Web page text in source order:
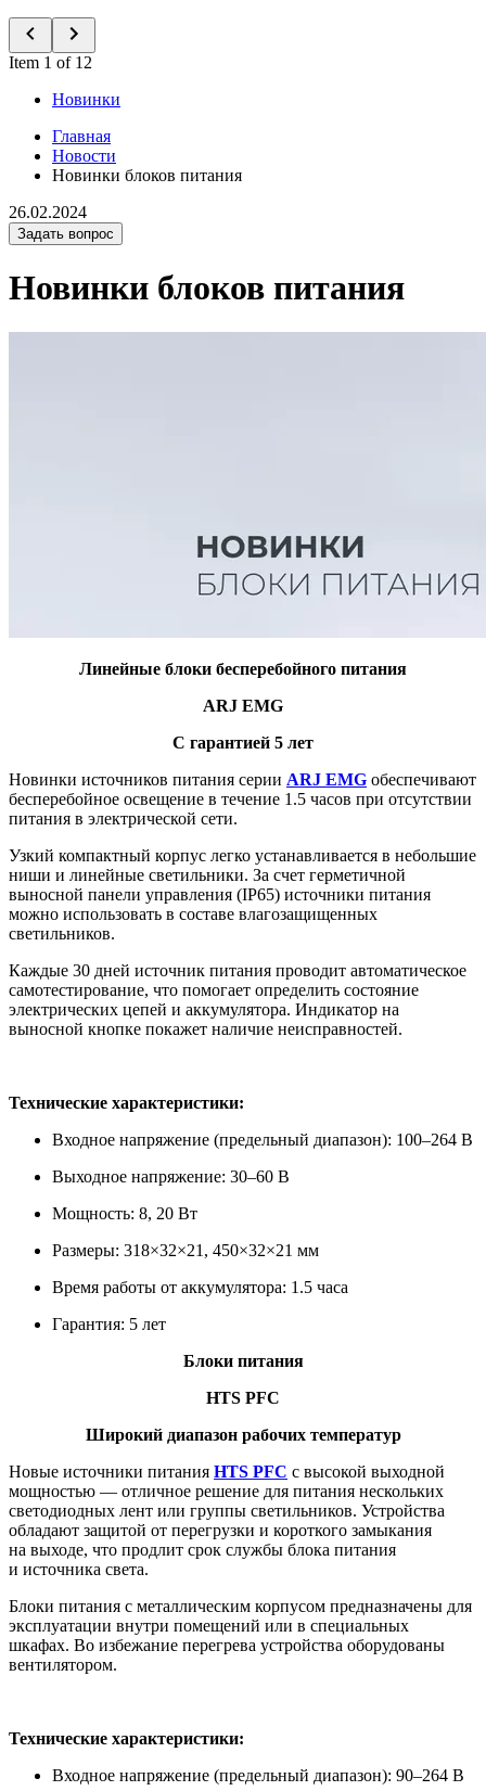
Item 1 of 12
Новинки
Главная
Новости
Новинки блоков питания
26.02.2024
Задать вопрос
Новинки блоков питания
Линейные блоки бесперебойного питания
ARJ EMG
С гарантией 5 лет
Новинки источников питания серии ARJ EMG обеспечивают
бесперебойное освещение в течение 1.5 часов при отсутствии
питания в электрической сети.
Узкий компактный корпус легко устанавливается в небольшие
ниши и линейные светильники. За счет герметичной
выносной панели управления (IP65) источники питания
можно использовать в составе влагозащищенных
светильников.
Каждые 30 дней источник питания проводит автоматическое
самотестирование, что помогает определить состояние
электрических цепей и аккумулятора. Индикатор на
выносной кнопке покажет наличие неисправностей.
Технические характеристики:
Входное напряжение (предельный диапазон): 100–264 В
Выходное напряжение: 30–60 В
Мощность: 8, 20 Вт
Размеры: 318×32×21, 450×32×21 мм
Время работы от аккумулятора: 1.5 часа
Гарантия: 5 лет
Блоки питания
HTS PFC
Широкий диапазон рабочих температур
Новые источники питания HTS PFC с высокой выходной
мощностью — отличное решение для питания нескольких
светодиодных лент или группы светильников. Устройства
обладают защитой от перегрузки и короткого замыкания
на выходе, что продлит срок службы блока питания
и источника света.
Блоки питания с металлическим корпусом предназначены для
эксплуатации внутри помещений или в специальных
шкафах. Во избежание перегрева устройства оборудованы
вентилятором.
Технические характеристики:
Входное напряжение (предельный диапазон): 90–264 В